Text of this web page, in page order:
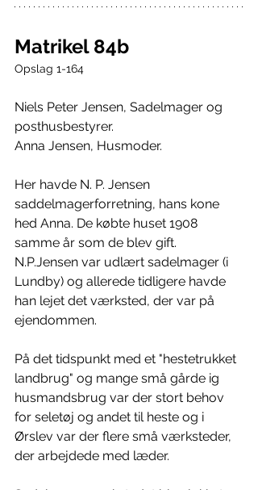
Matrikel 84b
Opslag 1-164
Niels Peter Jensen, Sadelmager og
posthusbestyrer.
Anna Jensen, Husmoder.
Her havde N. P. Jensen
saddelmagerforretning, hans kone
hed Anna. De købte huset 1908
samme år som de blev gift.
N.P.Jensen var udlært sadelmager (i
Lundby) og allerede tidligere havde
han lejet det værksted, der var på
ejendommen.
På det tidspunkt med et "hestetrukket
landbrug" og mange små gårde ig
husmandsbrug var der stort behov
for seletøj og andet til heste og i
Ørslev var der flere små værksteder,
der arbejdede med læder.